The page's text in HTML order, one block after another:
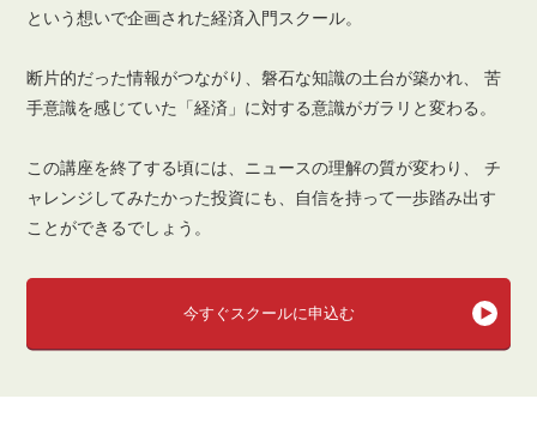
という想いで企画された経済入門スクール。
断片的だった情報がつながり、磐石な知識の土台が築かれ、
苦
手意識を感じていた「経済」に対する意識がガラリと変わる。
この講座を終了する頃には、ニュースの理解の質が変わり、
チ
ャレンジしてみたかった投資にも、自信を持って一歩踏み出す
ことができるでしょう。
今すぐスクールに申込む